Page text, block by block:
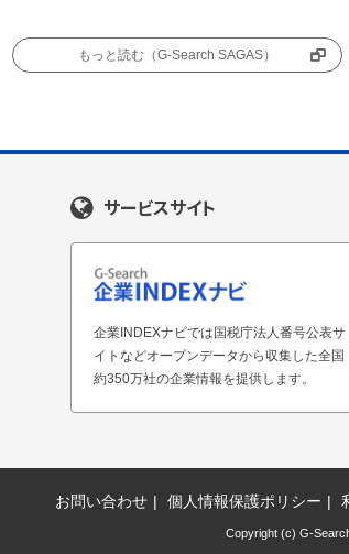
もっと読む（G-Search SAGAS）
サービスサイト
企業INDEXナビでは国税庁法人番号公表サ
イトなどオープンデータから収集した全国
約350万社の企業情報を提供します。
お問い合わせ 個人情報保護ポリシー
Copyright (c) G-